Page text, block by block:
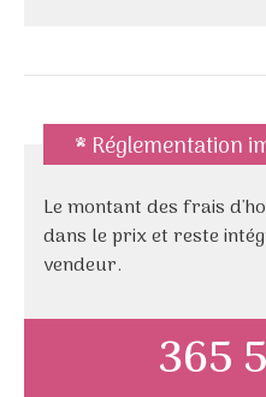
* Réglementation
Le montant des frais
dans le prix et reste
vendeur.
365